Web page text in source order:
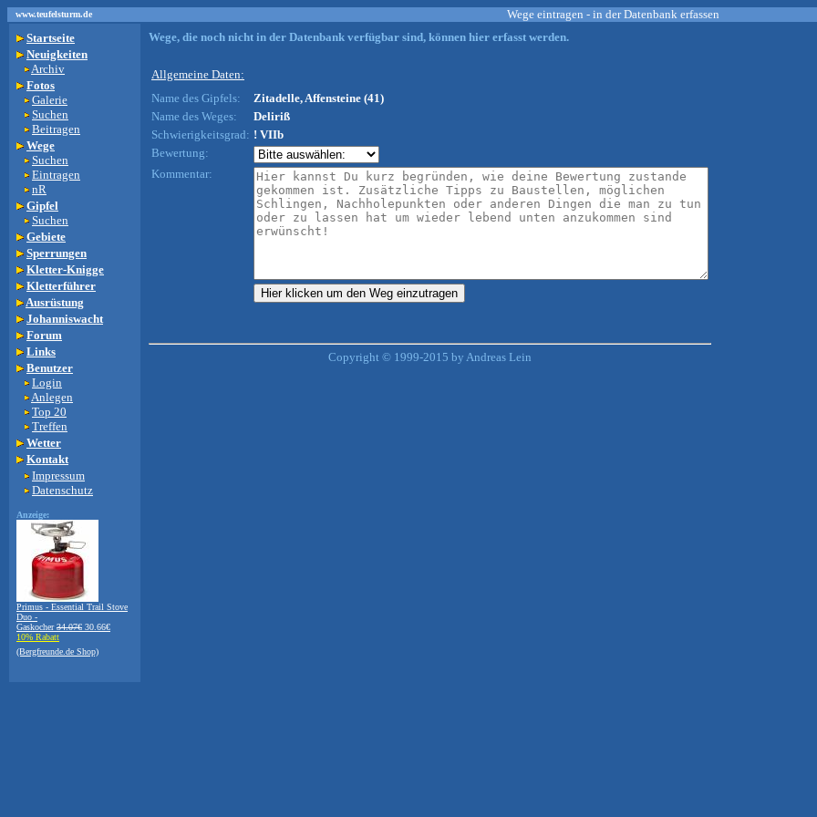
www.teufelsturm.de Wege eintragen - in der Datenbank erfassen
Startseite
Neuigkeiten
Archiv
Fotos
Galerie
Suchen
Beitragen
Wege
Suchen
Eintragen
nR
Gipfel
Suchen
Gebiete
Sperrungen
Kletter-Knigge
Kletterführer
Ausrüstung
Johanniswacht
Forum
Links
Benutzer
Login
Anlegen
Top 20
Treffen
Wetter
Kontakt
Impressum
Datenschutz
Anzeige:
Primus - Essential Trail Stove
Duo -
Gaskocher34.07€ 30.66€
10% Rabatt
(Bergfreunde.de Shop)
Wege, die noch nicht in der Datenbank verfügbar sind, können hier erfasst werden.
Allgemeine Daten:
Name des Gipfels:
Zitadelle, Affensteine (41)
Name des Weges:
Deliriß
Schwierigkeitsgrad: ! VIIb
Bewertung:
Kommentar:
Copyright © 1999-2015 by Andreas Lein